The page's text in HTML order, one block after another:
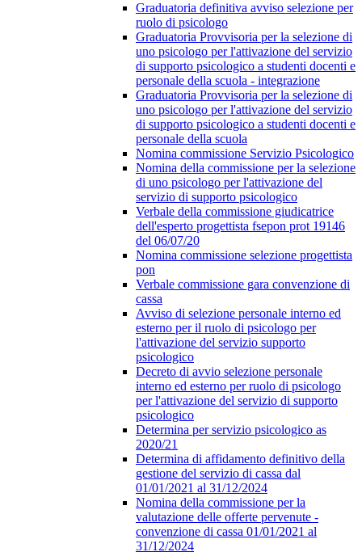
Graduatoria definitiva avviso selezione per
ruolo di psicologo
Graduatoria Provvisoria per la selezione di
uno psicologo per l'attivazione del servizio
di supporto psicologico a studenti docenti e
personale della scuola - integrazione
Graduatoria Provvisoria per la selezione di
uno psicologo per l'attivazione del servizio
di supporto psicologico a studenti docenti e
personale della scuola
Nomina commissione Servizio Psicologico
Nomina della commissione per la selezione
di uno psicologo per l'attivazione del
servizio di supporto psicologico
Verbale della commissione giudicatrice
dell'esperto progettista fsepon prot 19146
del 06/07/20
Nomina commissione selezione progettista
pon
Verbale commissione gara convenzione di
cassa
Avviso di selezione personale interno ed
esterno per il ruolo di psicologo per
l'attivazione del servizio supporto
psicologico
Decreto di avvio selezione personale
interno ed esterno per ruolo di psicologo
per l'attivazione del servizio di supporto
psicologico
Determina per servizio psicologico as
2020/21
Determina di affidamento definitivo della
gestione del servizio di cassa dal
01/01/2021 al 31/12/2024
Nomina della commissione per la
valutazione delle offerte pervenute -
convenzione di cassa 01/01/2021 al
31/12/2024